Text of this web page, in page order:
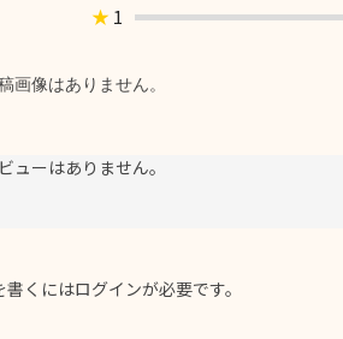
★ 1
画像はありません。
ューはありません。
くにはログインが必要です。